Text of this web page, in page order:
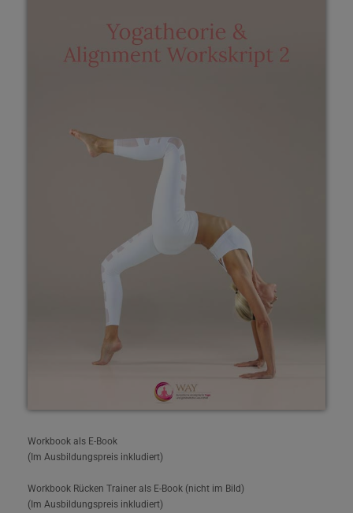
Workbook als E-Book
(Im Ausbildungspreis inkludiert)
Workbook Rücken Trainer als E-Book (nicht im Bild)
(Im Ausbildungspreis inkludiert)